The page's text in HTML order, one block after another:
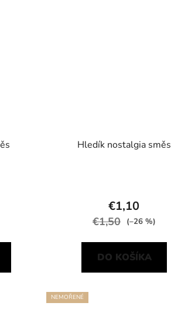
Hledík nostalgia směs
€1,10
€1,50 (–26 %)
DO KOŠÍKA
NEMOŘENÉ